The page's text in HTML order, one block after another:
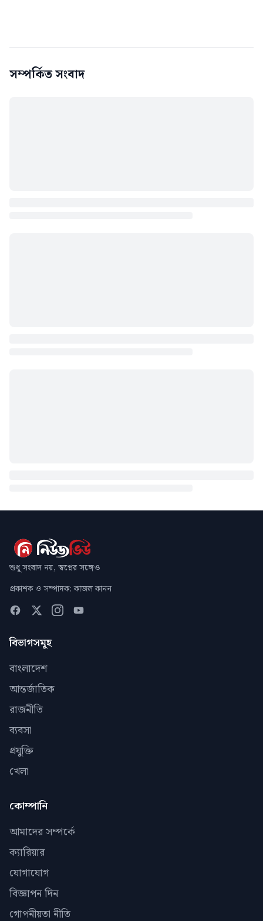
সম্পর্কিত সংবাদ
শুধু সংবাদ নয়, স্বপ্নের সঙ্গেও
প্রকাশক ও সম্পাদক: কাজল কানন
বিভাগসমূহ
বাংলাদেশ
আন্তর্জাতিক
রাজনীতি
ব্যবসা
প্রযুক্তি
খেলা
কোম্পানি
আমাদের সম্পর্কে
ক্যারিয়ার
যোগাযোগ
বিজ্ঞাপন দিন
গোপনীয়তা নীতি